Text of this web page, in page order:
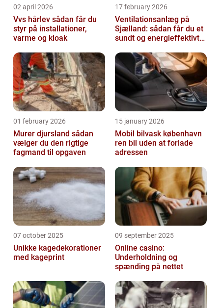
02 april 2026
Vvs hårlev sådan får du
styr på installationer,
varme og kloak
17 february 2026
Ventilationsanlæg på
Sjælland: sådan får du et
sundt og energieffektivt
01 february 2026
Murer djursland sådan
vælger du den rigtige
fagmand til opgaven
15 january 2026
Mobil bilvask københavn
ren bil uden at forlade
adressen
07 october 2025
Unikke kagedekorationer
med kageprint
09 september 2025
Online casino:
Underholdning og
spænding på nettet